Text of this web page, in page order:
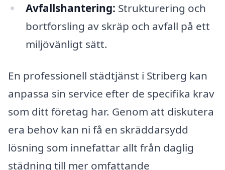
Avfallshantering: Strukturering och
bortforsling av skräp och avfall på ett
miljövänligt sätt.
En professionell städtjänst i Striberg kan
anpassa sin service efter de specifika krav
som ditt företag har. Genom att diskutera
era behov kan ni få en skräddarsydd
lösning som innefattar allt från daglig
städning till mer omfattande